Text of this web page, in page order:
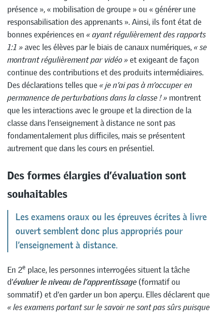
présence », « mobilisation de groupe » ou « générer une
responsabilisation des apprenants ». Ainsi, ils font état de
bonnes expériences en « ayant régulièrement des rapports
1:1 »avec les élèves par le biais de canaux numériques,« se
montrant régulièrement par vidéo »et exigeant de façon
continue des contributions et des produits intermédiaires.
Des déclarations telles que« je n’ai pas à m’occuper en
permanence de perturbations dans la classe ! » montrent
que les interactions avec le groupe et la direction de la
classe dans l’enseignement à distance ne sont pas
fondamentalement plus difficiles, mais se présentent
autrement que dans les cours en présentiel.
Des formes élargies d’évaluation sont
souhaitables
Les examens oraux ou les épreuves écrites à livre
ouvert semblent donc plus appropriés pour
l’enseignement à distance.
En 2e place, les personnes interrogées situent la tâche
d’évaluer le niveau de l’apprentissage (formatif ou
sommatif) et d’en garder un bon aperçu. Elles déclarent que
« les examens portant sur le savoir ne sont pas sûrs puisque